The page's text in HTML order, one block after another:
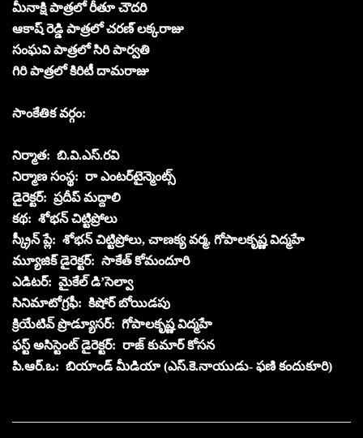
మీనాక్షి పాత్ర‌లో రీతూ చౌద‌రి
ఆకాష్ రెడ్డి పాత్ర‌లో చ‌ర‌ణ్ ల‌క్క‌రాజు
సంఘ‌వి పాత్ర‌లో సిరి పార్వ‌తి
గిరి పాత్ర‌లో కిరిటీ దామ‌రాజు
సాంకేతిక వ‌ర్గం:
నిర్మాత‌: బి.వి.ఎస్‌.ర‌వి
నిర్మాణ సంస్థ‌: రా ఎంట‌ర్‌టైన్మెంట్స్‌
డైరెక్ట‌ర్‌: ప్ర‌దీప్ మ‌ద్దాలి
క‌థ‌: శోభ‌న్ చిట్టిప్రోలు
స్క్రీన్ ప్లే: శోభ‌న్ చిట్టిప్రోలు, చాణక్య వ‌ర్మ‌, గోపాల‌కృష్ణ విద్మ‌హే
మ్యూజిక్ డైరెక్ట‌ర్‌: సాకేత్ కోమందూరి
ఎడిట‌ర్‌: మైకేల్ డి’సెల్వా
సినిమాటోగ్రఫీ: కిషోర్ బోయిడ‌పు
క్రియేటివ్ ప్రొడ్యూసర్: గోపాలకృష్ణ విద్మ‌హే
ఫ‌స్ట్ అసిస్టెంట్ డైరెక్ట‌ర్‌: రాజ్ కుమార్ కోస‌న‌
పి.ఆర్‌.ఒ: బియాండ్ మీడియా (ఎస్‌.కె.నాయుడు- ఫ‌ణి కందుకూరి)